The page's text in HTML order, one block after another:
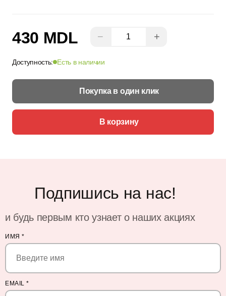
430 MDL − +
Доступность: Есть в наличии
Покупка в один клик
В корзину
Подпишись на нас!
и будь первым кто узнает о наших акциях
ИМЯ *
EMAIL *